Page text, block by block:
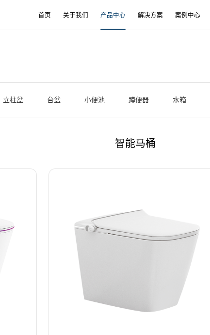
首页 关于我们 产品中心 解决方案 案例中心
立柱盆 台盆 小便池 蹲便器 水箱
智能马桶